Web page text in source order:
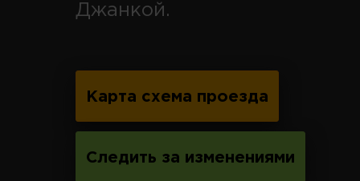
Джанкой.
Карта схема проезда
Следить за изменениями